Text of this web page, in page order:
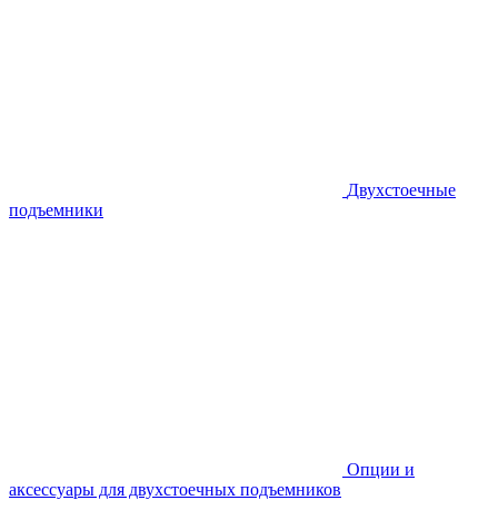
Двухстоечные
подъемники
Опции и
аксессуары для двухстоечных подъемников